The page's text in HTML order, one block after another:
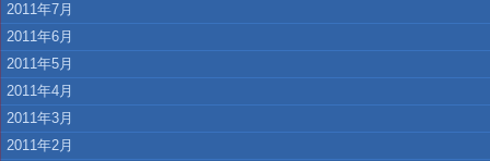
2011年7月
2011年6月
2011年5月
2011年4月
2011年3月
2011年2月